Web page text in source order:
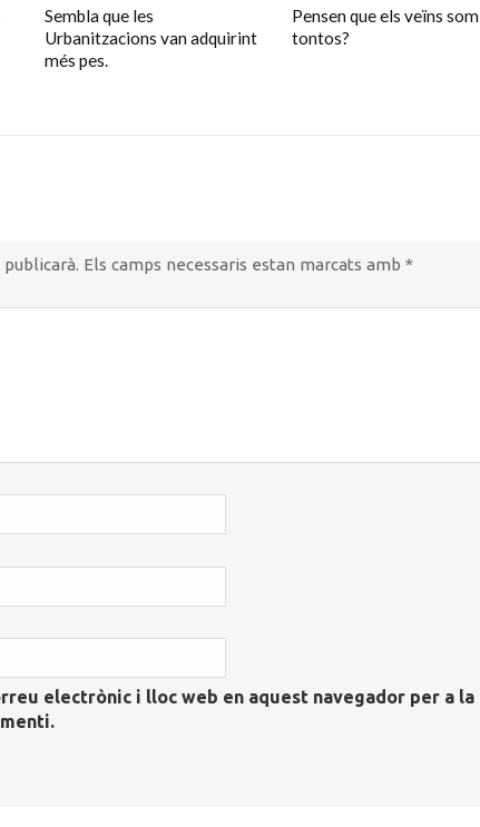
Sembla que les
Urbanitzacions van adquirint
més pes.
Pensen que els veïns som
tontos?
Els camps necessaris estan marcats amb *
electrònic i lloc web en aquest navegador per a la